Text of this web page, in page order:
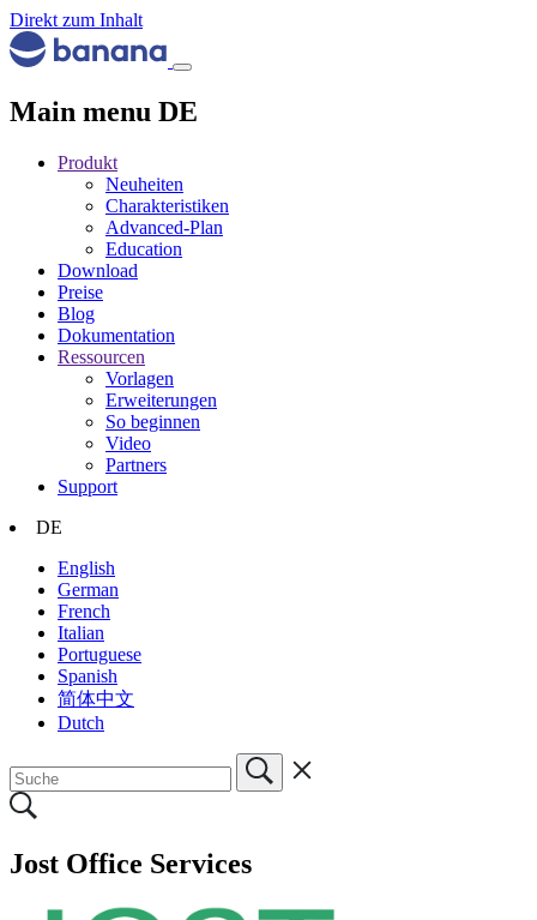
Direkt zum Inhalt
Main menu DE
Produkt
Neuheiten
Charakteristiken
Advanced-Plan
Education
Download
Preise
Blog
Dokumentation
Ressourcen
Vorlagen
Erweiterungen
So beginnen
Video
Partners
Support
DE
English
German
French
Italian
Portuguese
Spanish
简体中文
Dutch
Jost Office Services